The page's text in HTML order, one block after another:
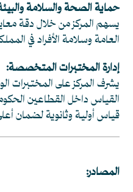
حماية الصحة والسلامة
يسهم المركز من خلال دقة
العامة وسلامة الأفراد في
إدارة المختبرات المتخصصة:
يشرف المركز على المختبرات
القياس داخل القطاعين
قياس أولية وثانوية لضمان
المصادر: